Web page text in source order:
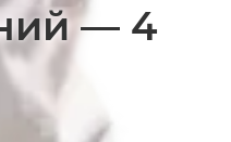
— 4